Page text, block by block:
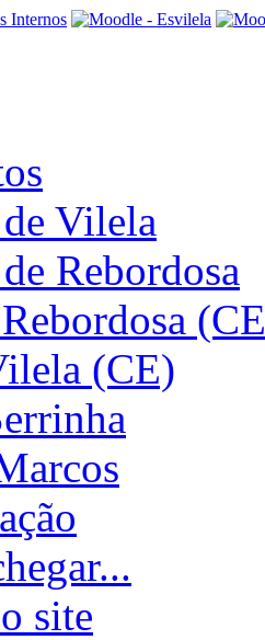
Vilela
Rebordosa
(CE)
site